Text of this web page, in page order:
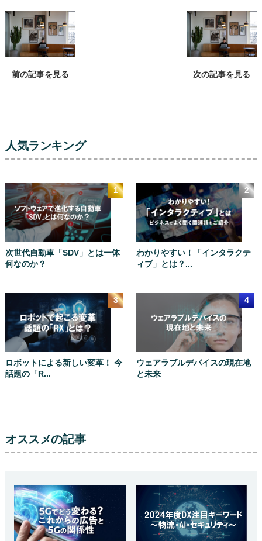
前の記事を見る 次の記事を見る
人気ランキング
次世代自動車「SDV」とは一体
何なのか？
わかりやすい！「インタラクテ
ィブ」とは？...
ロボットによる新しい変革！ 今
話題の「R...
ウェアラブルデバイスの現在地
と未来
オススメの記事